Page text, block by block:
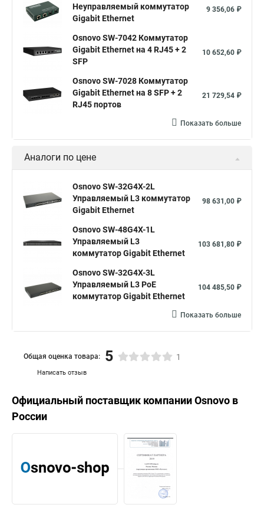
Неуправляемый коммутатор
Gigabit Ethernet
9 356,06 ₽
Osnovo SW-7042 Коммутатор
Gigabit Ethernet на 4 RJ45 + 2
SFP
10 652,60 ₽
Osnovo SW-7028 Коммутатор
Gigabit Ethernet на 8 SFP + 2
RJ45 портов
21 729,54 ₽
Показать больше
Аналоги по цене
Osnovo SW-32G4X-2L
Управляемый L3 коммутатор
Gigabit Ethernet
98 631,00 ₽
Osnovo SW-48G4X-1L
Управляемый L3
коммутатор Gigabit Ethernet
103 681,80 ₽
Osnovo SW-32G4X-3L
Управляемый L3 PoE
коммутатор Gigabit Ethernet
104 485,50 ₽
Показать больше
Написать отзыв
Общая оценка товара: 5 1
Официальный поставщик компанииOsnovo в
России